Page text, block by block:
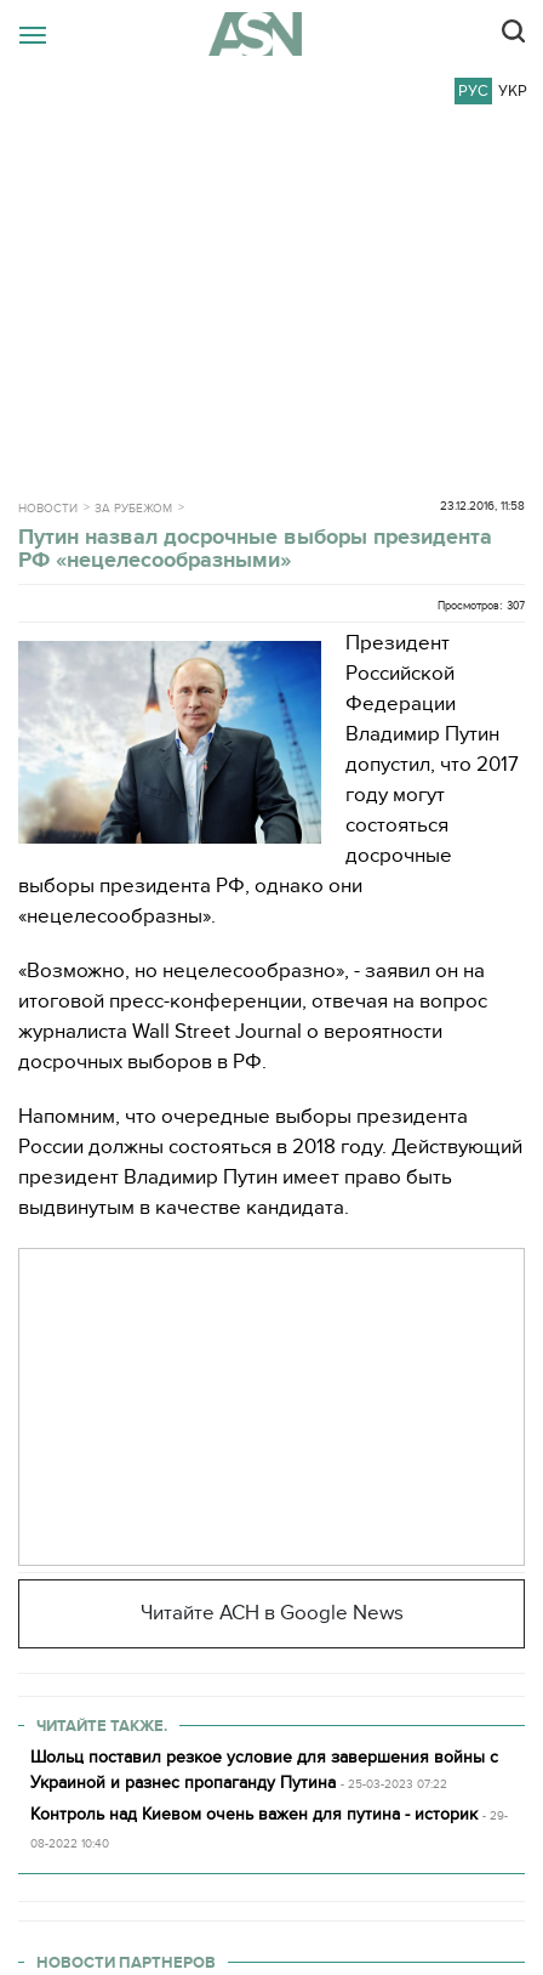
РУС УКР
НОВОСТИ ЗА РУБЕЖОМ 23.12.2016, 11:58
Путин назвал досрочные выборы президента
РФ «нецелесообразными»
Просмотров: 307
Президент
Российской
Федерации
Владимир Путин
допустил, что 2017
году могут
состояться
досрочные
выборы президента РФ, однако они
«нецелесообразны».
«Возможно, но нецелесообразно», - заявил он на
итоговой пресс-конференции, отвечая на вопрос
журналиста Wall Street Journal о вероятности
досрочных выборов в РФ.
Напомним, что очередные выборы президента
России должны состояться в 2018 году. Действующий
президент Владимир Путин имеет право быть
выдвинутым в качестве кандидата.
Читайте АСН в Google News
ЧИТАЙТЕ ТАКЖЕ.
Шольц поставил резкое условие для завершения войны с
Украиной и разнес пропаганду Путина - 25-03-2023 07:22
Контроль над Киевом очень важен для путина - историк - 29-
08-2022 10:40
НОВОСТИ ПАРТНЕРОВ